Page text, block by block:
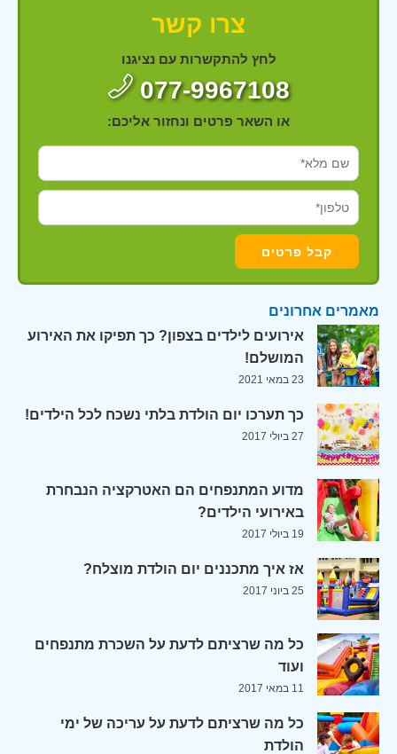
צרו קשר
לחץ להתקשרות עם נציגנו
077-9967108
או השאר פרטים ונחזור אליכם:
מאמרים אחרונים
אירועים לילדים בצפון? כך תפיקו את האירוע
המושלם!
23 במאי 2021
כך תערכו יום הולדת בלתי נשכח לכל הילדים!
27 ביולי 2017
מדוע המתנפחים הם האטרקציה הנבחרת
באירועי הילדים?
19 ביולי 2017
אז איך מתכננים יום הולדת מוצלח?
25 ביוני 2017
כל מה שרציתם לדעת על השכרת מתנפחים
ועוד
11 במאי 2017
כל מה שרציתם לדעת על עריכה של ימי
הולדת